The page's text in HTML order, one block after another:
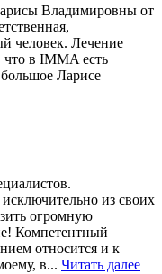
Владимировны от
человек. Лечение
что в IMMA есть
Ларисе
из своих
огромную
Компетентный
относится и к
в... Читать далее